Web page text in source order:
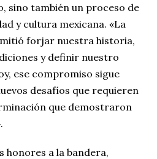
sino también un proceso de
y cultura mexicana. «La
forjar nuestra historia,
y definir nuestro
ese compromiso sigue
desafíos que requieren
que demostraron
honores a la bandera,